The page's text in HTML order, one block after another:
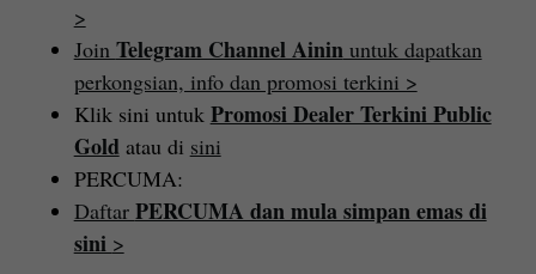
>
Join Telegram Channel Ainin untuk dapatkan
perkongsian, info dan promosi terkini >
Klik sini untuk Promosi Dealer Terkini Public
Gold atau di sini
PERCUMA:
Daftar PERCUMA dan mula simpan emas di
sini >